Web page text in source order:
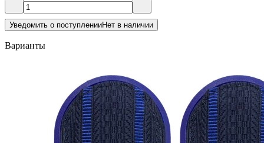
Уведомить о поступленииНет в наличии
Варианты